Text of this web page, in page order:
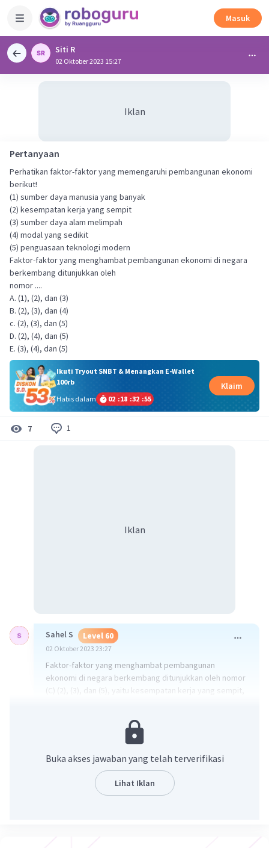
Masuk
Siti R
02 Oktober 2023 15:27
Iklan
Pertanyaan
Perhatikan faktor-faktor yang memengaruhi pembangunan ekonomi
berikut!
(1) sumber daya manusia yang banyak
(2) kesempatan kerja yang sempit
(3) sumber daya alam melimpah
(4) modal yang sedikit
(5) penguasaan teknologi modern
Faktor-faktor yang menghambat pembangunan ekonomi di negara
berkembang ditunjukkan oleh
nomor ....
A. (1), (2), dan (3)
B. (2), (3), dan (4)
c. (2), (3), dan (5)
D. (2), (4), dan (5)
E. (3), (4), dan (5)
Ikuti Tryout SNBT & Menangkan E-Wallet
100rb
Habis dalam
02 :18 :32 :55
Klaim
7 1
Iklan
Sahel S Level 60
02 Oktober 2023 23:27
Faktor-faktor yang menghambat pembangunan
ekonomi di negara berkembang ditunjukkan oleh nomor
(C) (2), (3), dan (5), yaitu kesempatan kerja yang sempit,
Kesempatan kerja yang sempit berarti bahwa jumlah
lapangan pekerjaan yang tersedia terbatas, yang dapat
menghambat pertumbuhan ekonomi. Sumber daya alam
yang melimpah bisa juga menjadi hambatan, karena
negara mungkin belum memiliki kemampuan atau
menghambat inovasi dan efisiensi dalam produksi dan
Buka akses jawaban yang telah terverifikasi
Lihat Iklan